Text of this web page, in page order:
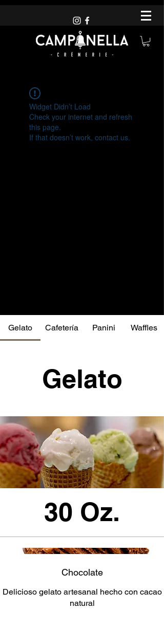
Widget Didn’t Load
Check your internet and refresh
this page.
If that doesn’t work, contact us.
Gelato Cafetería Panini Waffles
Gelato
30 Oz.
Chocolate
Delicioso gelato artesanal hecho con cacao
natural